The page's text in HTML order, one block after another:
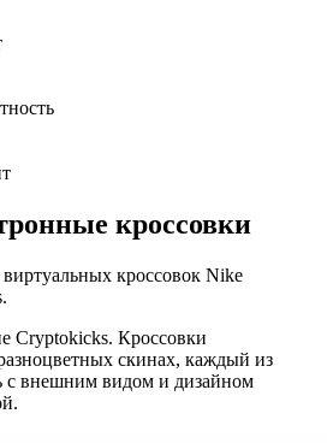
кроссовки
кроссовок Nike
Cryptokicks. Кроссовки
скинах, каждый из
с внешним видом и дизайном